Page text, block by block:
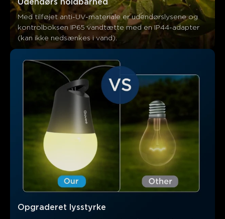
Udendørs holdbarhed
Med tilføjet anti-UV-materiale er udendørslysene og
kontrolboksen IP65 vandtætte med en IP44-adapter
(kan ikke nedsænkes i vand).
Opgraderet lysstyrke